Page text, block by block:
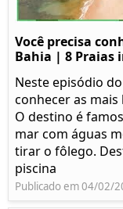
Você precisa
Bahia | 8 Praias
Neste episódio
conhecer as
O destino é
mar com águas
tirar o fôlego.
piscina
Publicado em 04/02/